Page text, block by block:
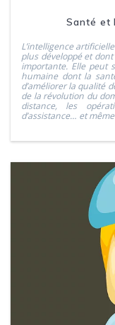
Santé et
L’intelligence
plus développé et
importante. Elle peut
humaine dont la
d’améliorer la qualité
de la révolution du
distance, les
d’assistance… et